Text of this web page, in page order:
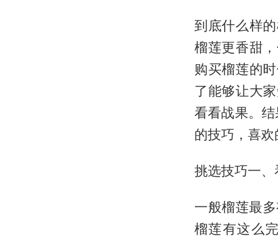
到底什么样
榴莲更香甜
购买榴莲的
了能够让大
看看战果。
的技巧，喜欢
挑选技巧一、
一般榴莲最
榴莲有这么